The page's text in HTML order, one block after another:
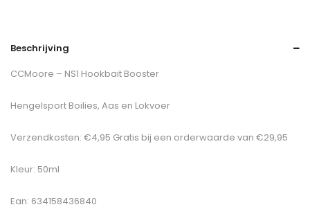
Beschrijving
CCMoore – NS1 Hookbait Booster
Hengelsport Boilies, Aas en Lokvoer
Verzendkosten: €4,95 Gratis bij een orderwaarde van €29,95
Kleur: 50ml
Ean: 634158436840